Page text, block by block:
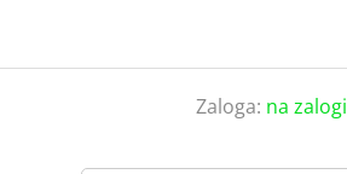
Zaloga: na zalogi